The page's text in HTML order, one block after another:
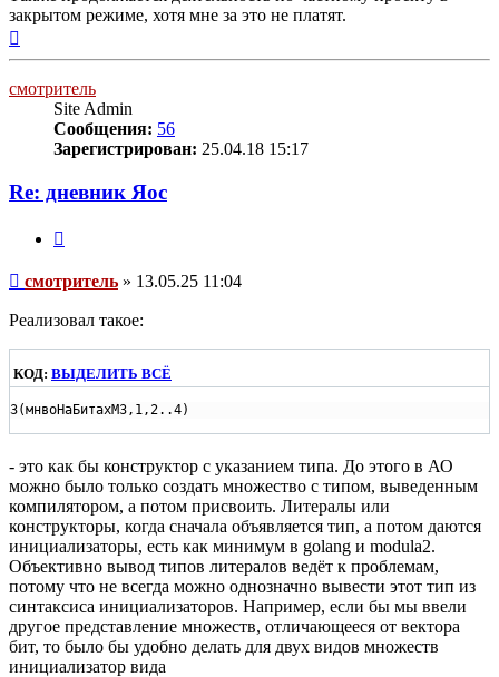
закрытом режиме, хотя мне за это не платят.
смотритель
Site Admin
Сообщения: 56
Зарегистрирован: 25.04.18 15:17
Re: дневник Яос
Сообщение
смотритель » 13.05.25 11:04
Реализовал такое:
КОД: ВЫДЕЛИТЬ ВСЁ
З(мнвоНаБитахМЗ,1,2..4)
- это как бы конструктор с указанием типа. До этого в АО
можно было только создать множество с типом, выведенным
компилятором, а потом присвоить. Литералы или
конструкторы, когда сначала объявляется тип, а потом даются
инициализаторы, есть как минимум в golang и modula2.
Объективно вывод типов литералов ведёт к проблемам,
потому что не всегда можно однозначно вывести этот тип из
синтаксиса инициализаторов. Например, если бы мы ввели
другое представление множеств, отличающееся от вектора
бит, то было бы удобно делать для двух видов множеств
инициализатор вида